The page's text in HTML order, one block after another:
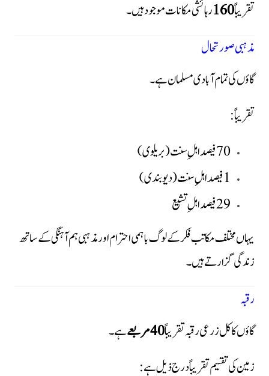
تقریباً160رہائشی مکانات موجود ہیں۔
مذہبی صورتحال
گاؤں کی تمام آبادی مسلمان ہے۔
تقریباً:
70 فیصد اہلِ سنت (بریلوی)
1 فیصد اہلِ سنت (دیوبندی)
29 فیصد اہلِ تشیع
یہاں مختلف مکاتب فکر کے لوگ باہمی احترام اور مذہبی ہم آہنگی کے ساتھ
زندگی گزارتے ہیں۔
رقبہ
گاؤں کا کل زرعی رقبہ تقریباً40 مربعے
ہے۔
زمین کی تقسیم تقریباً درج ذیل ہے: